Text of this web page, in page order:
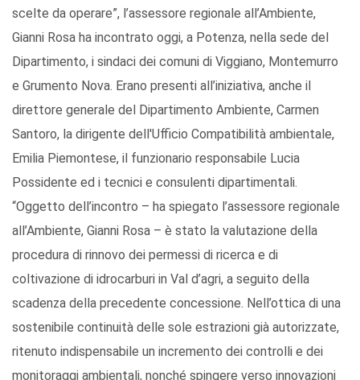
scelte da operare”, l’assessore regionale all’Ambiente,
Gianni Rosa ha incontrato oggi, a Potenza, nella sede del
Dipartimento, i sindaci dei comuni di Viggiano, Montemurro
e Grumento Nova. Erano presenti all’iniziativa, anche il
direttore generale del Dipartimento Ambiente, Carmen
Santoro, la dirigente dell'Ufficio Compatibilità ambientale,
Emilia Piemontese, il funzionario responsabile Lucia
Possidente ed i tecnici e consulenti dipartimentali.
“Oggetto dell’incontro – ha spiegato l’assessore regionale
all’Ambiente, Gianni Rosa – è stato la valutazione della
procedura di rinnovo dei permessi di ricerca e di
coltivazione di idrocarburi in Val d’agri, a seguito della
scadenza della precedente concessione. Nell’ottica di una
sostenibile continuità delle sole estrazioni già autorizzate,
ritenuto indispensabile un incremento dei controlli e dei
monitoraggi ambientali, nonché spingere verso innovazioni